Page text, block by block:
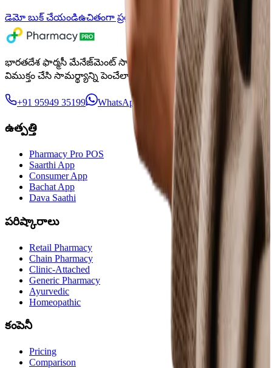
డెమో బుక్ చేయండిఉచితంగా ప్రయత్నించండి
భారతదేశ ఫార్మసీ మేనేజ్‌మెంట్ సాఫ్ట్‌వేర్ — ఒత్తిడి నుండి మిమ్మల్ని
విముక్తం చేసి సామర్థ్యాన్ని పెంచేలా అనుకూలీకరించబడింది.
+91 95949 35199 WhatsApp లో చాట్ చేయండి
ఉత్పత్తి
Pharmacy Pro POS
Saarthi App
Consumer App
Bachat App
Dava Saathi
పరిష్కారాలు
Retail Pharmacy
Chain Pharmacy
Clinic-Attached
Generic Pharmacy
Ayurvedic
Homeopathic
కంపెనీ
Pricing
Comparison